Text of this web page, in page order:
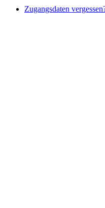
Zugangsdaten